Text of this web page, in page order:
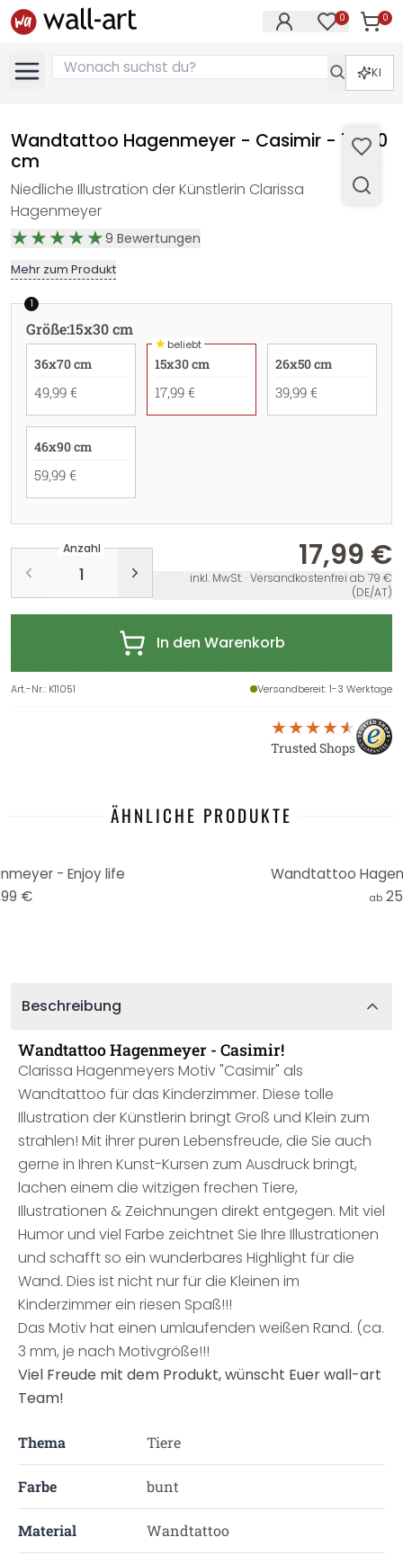
0 0
KI
Wandtattoo Hagenmeyer - Casimir - 15x30
cm
Niedliche Illustration der Künstlerin Clarissa
Hagenmeyer
9 Bewertungen
Mehr zum Produkt
1
Größe:15x30 cm
36x70 cm
49,99 €
★beliebt
15x30 cm
17,99 €
26x50 cm
39,99 €
46x90 cm
59,99 €
Anzahl 17,99 €
inkl. MwSt. · Versandkostenfrei ab 79 €
(DE/AT)
In den Warenkorb
Art.-Nr.: K11051 Versandbereit: 1-3 Werktage
Trusted Shops
ÄHNLICHE PRODUKTE
- Enjoy life
€
Wandtattoo
ab
Beschreibung
Wandtattoo Hagenmeyer - Casimir!
Clarissa Hagenmeyers Motiv "Casimir" als
Wandtattoo für das Kinderzimmer. Diese tolle
Illustration der Künstlerin bringt Groß und Klein zum
strahlen! Mit ihrer puren Lebensfreude, die Sie auch
gerne in Ihren Kunst-Kursen zum Ausdruck bringt,
lachen einem die witzigen frechen Tiere,
Illustrationen & Zeichnungen direkt entgegen. Mit viel
Humor und viel Farbe zeichtnet Sie Ihre Illustrationen
und schafft so ein wunderbares Highlight für die
Wand. Dies ist nicht nur für die Kleinen im
Kinderzimmer ein riesen Spaß!!!
Das Motiv hat einen umlaufenden weißen Rand. (ca.
3 mm, je nach Motivgröße!!!
Viel Freude mit dem Produkt, wünscht Euer wall-art
Team!
Thema Tiere
Farbe bunt
Material Wandtattoo